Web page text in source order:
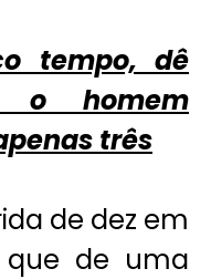
tempo, dê
o homem
três
de dez em
que de uma